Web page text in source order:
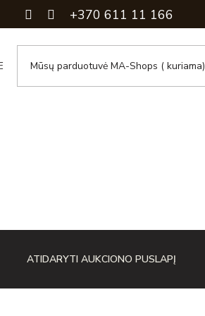
+370 611 11 166
Mūsų parduotuvė MA-Shops ( kuriama)
ATIDARYTI AUKCIONO PUSLAPĮ